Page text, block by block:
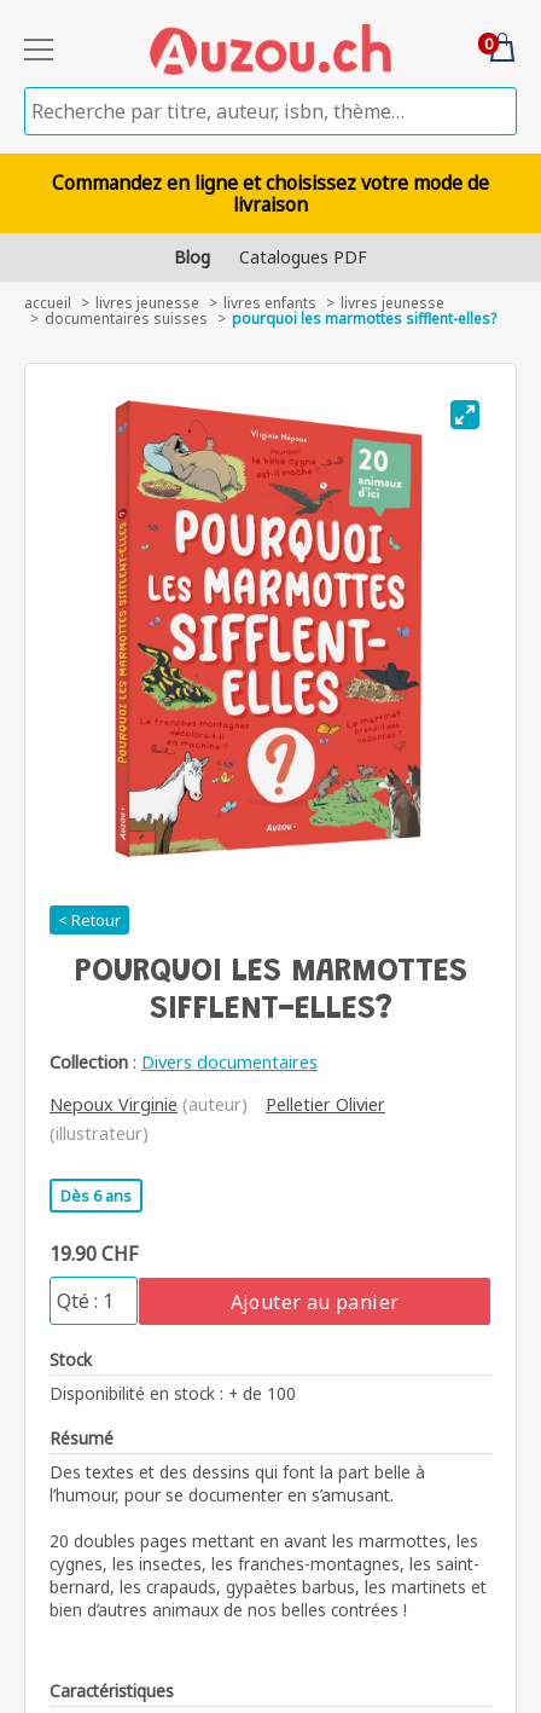
0
Commandez en ligne et choisissez votre mode de
livraison
Blog Catalogues PDF
accueil livres jeunesse livres enfants livres jeunesse
documentaires suisses pourquoi les marmottes sifflent-elles?
< Retour
POURQUOI LES MARMOTTES
SIFFLENT-ELLES?
Collection : Divers documentaires
Nepoux Virginie (auteur)
Pelletier Olivier
(illustrateur)
Dès 6 ans
19.90 CHF
Ajouter au panier
Stock
Disponibilité en stock : + de 100
Résumé
Des textes et des dessins qui font la part belle à
l’humour, pour se documenter en s’amusant.
20 doubles pages mettant en avant les marmottes, les
cygnes, les insectes, les franches-montagnes, les saint-
bernard, les crapauds, gypaètes barbus, les martinets et
bien d’autres animaux de nos belles contrées !
Caractéristiques